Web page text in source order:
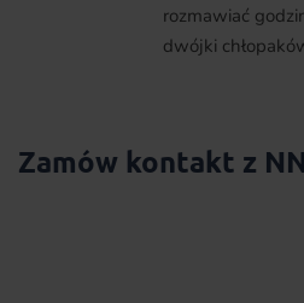
rozmawiać
dwójki
Zamów kontakt z NN